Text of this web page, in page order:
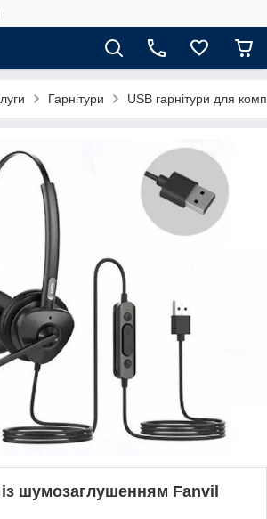
Гарнітури USB гарнітури для
із шумозаглушенням Fanvil